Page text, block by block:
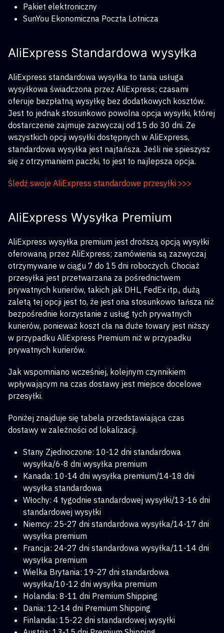
Pakiet elektroniczny
SunYou Ekonomiczna Poczta Lotnicza
AliExpress Standardowa wysyłka
AliExpress standardowa wysyłka to tania usługa
wysyłkowa świadczona przez AliExpress; czasami
oferuje bezpłatną wysyłkę bez dodatkowych kosztów.
Jest to jednak stosunkowo powolna opcja wysyłki, której
dostarczenie zajmuje zazwyczaj od 15 do 30 dni. Ze
wszystkich opcji wysyłki dostępnych w AliExpress,
standardowa wysyłka jest najtańsza. Jeśli nie spieszysz
się z otrzymaniem paczki, to jest to najlepsza opcja.
Śledź swoje AliExpress standardowe przesyłki >>>
AliExpress Wysyłka Premium
AliExpress wysyłka premium jest droższą opcją wysyłki
oferowaną przez AliExpress; zamówienia są zazwyczaj
otrzymywane w ciągu 7 do 15 dni roboczych. Chociaż
przesyłka jest przetwarzana za pośrednictwem
prywatnych kurierów, takich jak DHL, FedEx itp., dużą
zaletą tej opcji jest to, że jest ona stosunkowo tańsza niż
bezpośrednie korzystanie z usług tych prywatnych
kurierów, ponieważ koszt cła na duże towary jest niższy
w przypadku AliExpress Premium niż w przypadku
prywatnych kurierów.
Jak wspomniano wcześniej, kolejnym czynnikiem
wpływającym na czas dostawy jest miejsce docelowe
przesyłki.
Poniżej znajduje się tabela przedstawiająca czas
dostawy w zależności od lokalizacji.
Stany Zjednoczone: 10-12 dni standardowa
wysyłka/6-8 dni wysyłka premium
Kanada: 10-14 dni wysyłka premium/14-18 dni
wysyłka standardowa
Włochy: 4 tygodnie standardowej wysyłki/13-16 dni
standardowej wysyłki
Niemcy: 25-27 dni standardowa wysyłka/14-17 dni
wysyłka premium
Francja: 24-27 dni standardowa wysyłka/11-14 dni
wysyłka premium
Wielka Brytania: 19-27 dni standardowa
wysyłka/10-12 dni wysyłka premium
Holandia: 8-11 dni Premium Shipping
Dania: 12-14 dni Premium Shipping
Finlandia: 15-22 dni standardowej wysyłki